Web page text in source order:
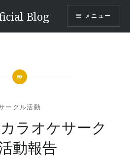
Blog メニュー
ークル活動
カラオケサーク
動報告